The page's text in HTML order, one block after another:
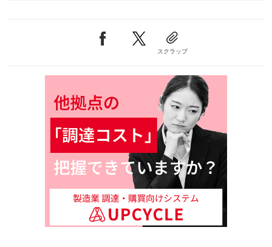
スクラップ